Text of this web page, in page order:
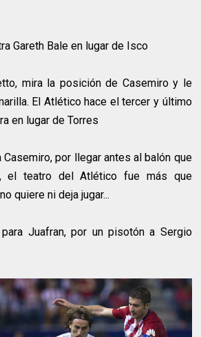
Gareth Bale en lugar de Isco
mira la posición de Casemiro y le
El Atlético hace el tercer y último
en lugar de Torres
por llegar antes al balón que
el teatro del Atlético fue más que
quiere ni deja jugar...
para Juafran, por un pisotón a Sergio